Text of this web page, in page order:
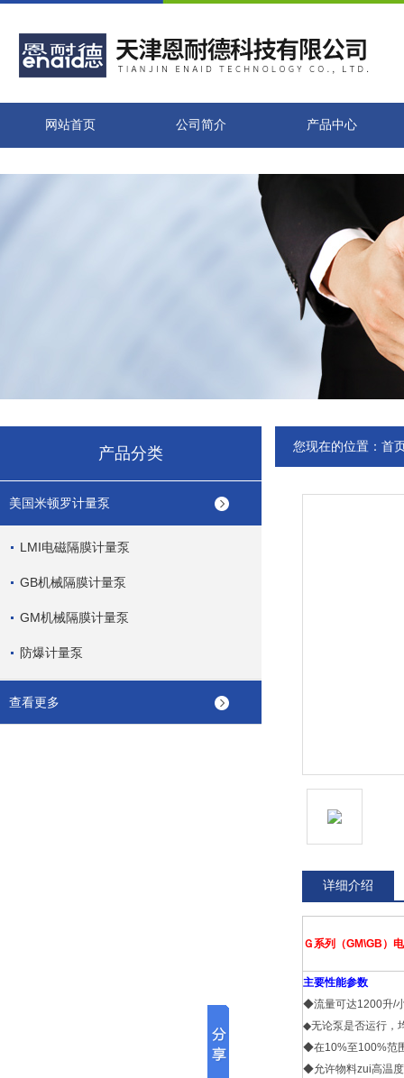
网站首页 公司简介 产品中心
产品分类
美国米顿罗计量泵
LMI电磁隔膜计量泵
GB机械隔膜计量泵
GM机械隔膜计量泵
防爆计量泵
查看更多
您现在的位置： 首
详细介绍
Ｇ系列（GM\GB）
主要性能参数
◆流量可达1200升/
◆无论泵是否运行，
◆在10%至100%范
◆允许物料zui高温